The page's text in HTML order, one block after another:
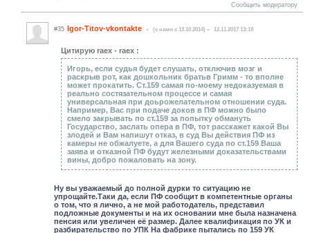
Сообщить модератору
#35 Igor-Titov-vkontakte (c нами с 13.10.2014) 12.11.2017 13:18
Цитирую raex - raex :
Игорь, если судья будет слушать, отключив мозг и
раскрыв рот, как дошкольник братьв Гримм - то вполне
может прокатить. Ст.159 самая по-моему недоказуемая в
реально состязательном процессе и самая
универсальная при доьрожелательном отношении суда.
Например, Вас при подаче доков в ПФ можно было
смело закрывать по ст.159 за попытку обмануть
Государство, заслать опера в ПФ, тот расскажет какой Вы
злодей и Вам напишут отказ, в суд Вы действия ПФ из
камеры не обжалуете, а для Вашего суда по ст.159 Ваша
заява и отказной ПФ будут железными доказательствами
вины, добро пожаловать на зону.
Ну вы уважаемый до полной дурки то ситуацию не
упрощайте.Таки да, если ПФ сообщит в компетентные органы
о том, что я лично, а не мой работодатель, представил
подложные документы и на их основании мне была назначена
пенсия или увеличен её размер. Далее квалификация по УК и
разбирательство по УПК На фабрике пытались по 159 УК